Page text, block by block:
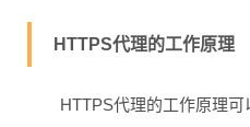
HTTPS代理的工作原理
HTTPS代理的工作原理